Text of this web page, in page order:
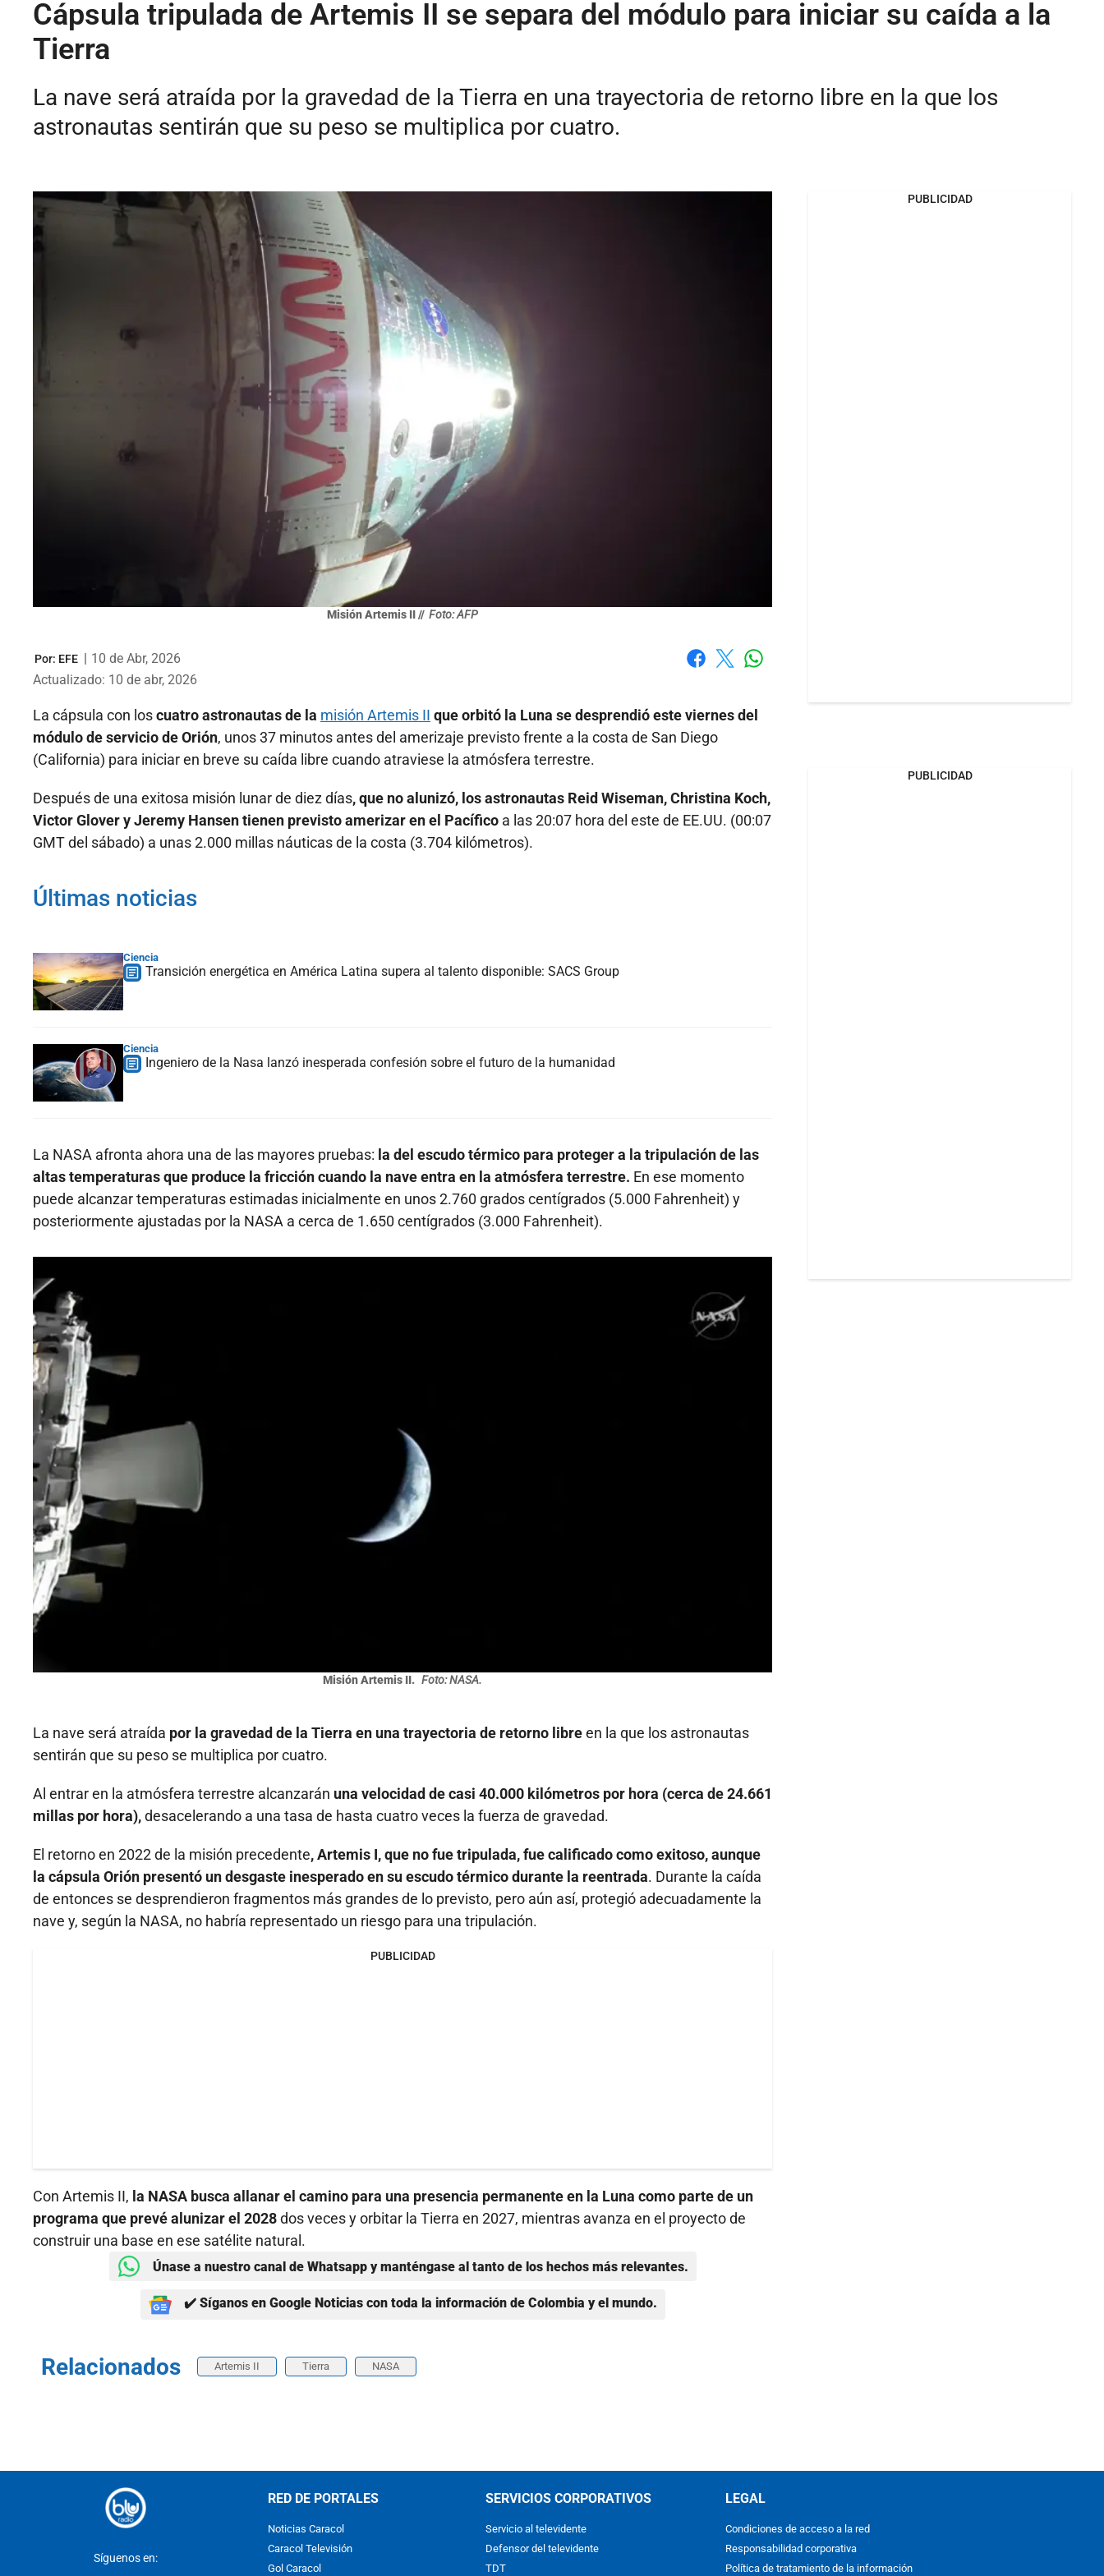
Cápsula tripulada de Artemis II se separa del módulo para iniciar su caída a la
Tierra
La nave será atraída por la gravedad de la Tierra en una trayectoria de retorno libre en la que los
astronautas sentirán que su peso se multiplica por cuatro.
Misión Artemis II // Foto: AFP
Por: EFE | 10 de Abr, 2026
Actualizado: 10 de abr, 2026
La cápsula con loscuatro astronautas de la misión Artemis II que orbitó la Luna se desprendió este viernes del
módulo de servicio de Orión, unos 37 minutos antes del amerizaje previsto frente a la costa de San Diego
(California) para iniciar en breve su caída libre cuando atraviese la atmósfera terrestre.
Después de una exitosa misión lunar de diez días, que no alunizó, los astronautas Reid Wiseman, Christina Koch,
Victor Glover y Jeremy Hansen tienen previsto amerizar en el Pacífico a las 20:07 hora del este de EE.UU. (00:07
GMT del sábado) a unas 2.000 millas náuticas de la costa (3.704 kilómetros).
Últimas noticias
Ciencia
Transición energética en América Latina supera al talento disponible: SACS Group
Ciencia
Ingeniero de la Nasa lanzó inesperada confesión sobre el futuro de la humanidad
La NASA afronta ahora una de las mayores pruebas: la del escudo térmico para proteger a la tripulación de las
altas temperaturas que produce la fricción cuando la nave entra en la atmósfera terrestre. En ese momento
puede alcanzar temperaturas estimadas inicialmente en unos 2.760 grados centígrados (5.000 Fahrenheit) y
posteriormente ajustadas por la NASA a cerca de 1.650 centígrados (3.000 Fahrenheit).
Misión Artemis II. Foto: NASA.
La nave será atraída por la gravedad de la Tierra en una trayectoria de retorno libreen la que los astronautas
sentirán que su peso se multiplica por cuatro.
Al entrar en la atmósfera terrestre alcanzarán una velocidad de casi 40.000 kilómetros por hora (cerca de 24.661
millas por hora),desacelerando a una tasa de hasta cuatro veces la fuerza de gravedad.
El retorno en 2022 de la misión precedente, Artemis I, que no fue tripulada, fue calificado como exitoso, aunque
la cápsula Orión presentó un desgaste inesperado en su escudo térmico durante la reentrada. Durante la caída
de entonces se desprendieron fragmentos más grandes de lo previsto, pero aún así, protegió adecuadamente la
nave y, según la NASA, no habría representado un riesgo para una tripulación.
PUBLICIDAD
Con Artemis II, la NASA busca allanar el camino para una presencia permanente en la Luna como parte de un
programa que prevé alunizar el 2028dos veces y orbitar la Tierra en 2027, mientras avanza en el proyecto de
construir una base en ese satélite natural.
Únase a nuestro canal de Whatsapp y manténgase al tanto de los hechos más relevantes.
✔️ Síganos en Google Noticias con toda la información de Colombia y el mundo.
Relacionados Artemis II Tierra NASA
PUBLICIDAD
PUBLICIDAD
Síguenos en:
RED DE PORTALES
Noticias Caracol
Caracol Televisión
Gol Caracol
SERVICIOS CORPORATIVOS
Servicio al televidente
Defensor del televidente
TDT
LEGAL
Condiciones de acceso a la red
Responsabilidad corporativa
Política de tratamiento de la información